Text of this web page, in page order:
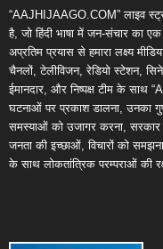
“AAJHIJAAGO.COM” लाइव
है, जो हिंदी भाषा में जन-संचार का
अप्रतिम प्रयास से हमारा लक्ष्य
चैनलों, टेलीविजन, रेडियो स्टेशन,
ईमानदार, और निष्पक्ष टीम के साथ
घटनाओं पर प्रकाश डालना, उनका
समस्याओं को उजागर करना, सरकार
जनता की इच्छाओं, विचारों को
के साथ लोकतांत्रिक परम्पराओं की